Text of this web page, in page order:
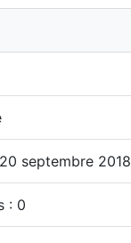
septembre 2018
: 0